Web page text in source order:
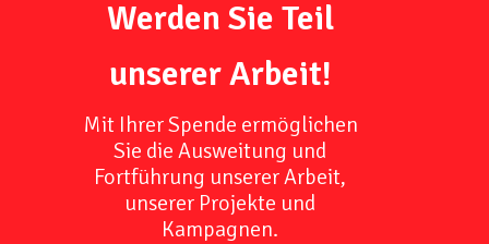
Werden Sie Teil
unserer Arbeit!
Mit Ihrer Spende ermöglichen
Sie die Ausweitung und
Fortführung unserer Arbeit,
unserer Projekte und
Kampagnen.